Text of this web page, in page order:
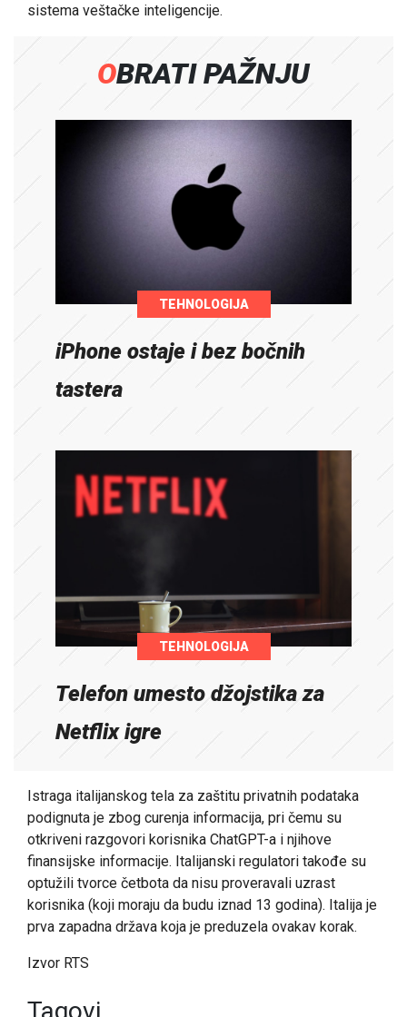
sistema veštačke inteligencije.
OBRATI PAŽNJU
TEHNOLOGIJA
iPhone ostaje i bez bočnih
tastera
TEHNOLOGIJA
Telefon umesto džojstika za
Netflix igre
Istraga italijanskog tela za zaštitu privatnih podataka
podignuta je zbog curenja informacija, pri čemu su
otkriveni razgovori korisnika ChatGPT-a i njihove
finansijske informacije. Italijanski regulatori takođe su
optužili tvorce četbota da nisu proveravali uzrast
korisnika (koji moraju da budu iznad 13 godina). Italija je
prva zapadna država koja je preduzela ovakav korak.
Izvor RTS
Tagovi